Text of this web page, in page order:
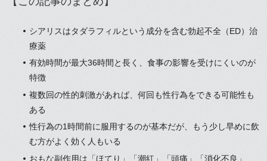
シアリスはタダラフィルという成分を含む勃起不全（ED）治
療薬
有効時間が最大36時間と長く、食事の影響を受けにくいのが
特徴
複数回の性的刺激があれば、何回も性行為をできる可能性も
ある
性行為の1時間前に服用するのが基本だが、もう少し早めに飲
む方がよく効く人もいる
おもな副作用は「ほてり」「潮紅」「頭痛」「消化不良」